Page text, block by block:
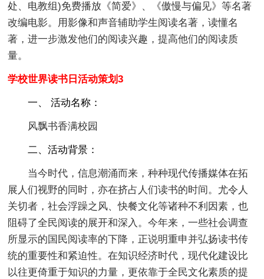
处、电教组)免费播放《简爱》、《傲慢与偏见》等名著
改编电影。用影像和声音辅助学生阅读名著，读懂名
著，进一步激发他们的阅读兴趣，提高他们的阅读质
量。
学校世界读书日活动策划3
一、 活动名称：
风飘书香满校园
二、活动背景：
当今时代，信息潮涌而来，种种现代传播媒体在拓
展人们视野的同时，亦在挤占人们读书的时间。尤令人
关切者，社会浮躁之风、快餐文化等诸种不利因素，也
阻碍了全民阅读的展开和深入。今年来，一些社会调查
所显示的国民阅读率的下降，正说明重申并弘扬读书传
统的重要性和紧迫性。在知识经济时代，现代化建设比
以往更倚重于知识的力量，更依靠于全民文化素质的提